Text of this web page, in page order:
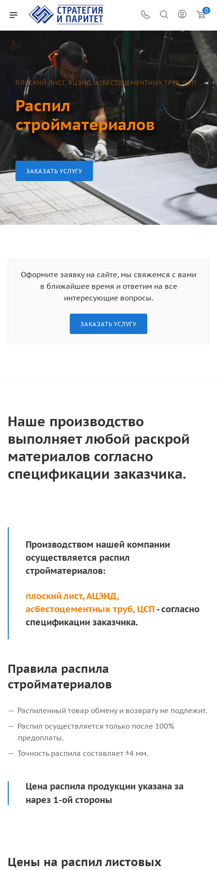
0
ПЛОСКИЙ ЛИСТ, АЦЭИД, АСБЕСТОЦЕМЕНТНЫХ ТРУБ, ЦСП
Распил
стройматериалов
ЗАКАЗАТЬ УСЛУГУ
Оформите заявку на сайте, мы свяжемся с вами
в ближайшее время и ответим на все
интересующие вопросы.
ЗАКАЗАТЬ УСЛУГУ
Наше производство
выполняет любой раскрой
материалов согласно
спецификации заказчика.
Производством нашей компании
осуществляется распил
стройматериалов:
плоский лист,АЦЭИД,
асбестоцементных труб, ЦСП - согласно
спецификации заказчика.
Правила распила
стройматериалов
Распиленный товар обмену и возврату не подлежит.
Распил осуществляется только после 100%
предоплаты.
Точность распила составляет ±4 мм.
Цена распила продукции указана за
нарез 1-ой стороны
Цены на распил листовых